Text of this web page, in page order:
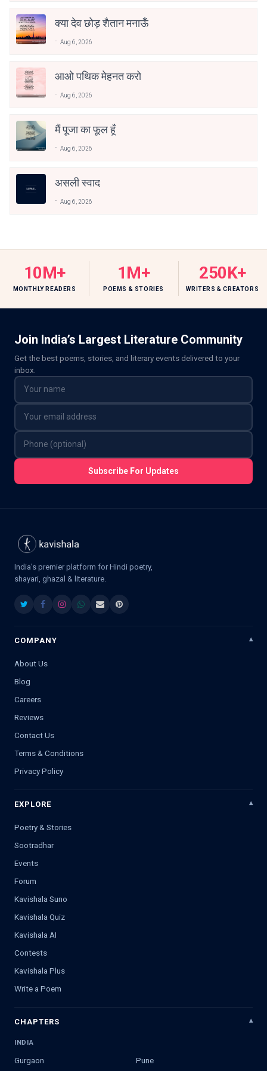
क्या देव छोड़ शैतान मनाऊँ
Aug 6, 2026
आओ पथिक मेहनत करो
Aug 6, 2026
मैं पूजा का फूल हूँ
Aug 6, 2026
असली स्वाद
Aug 6, 2026
10M+
MONTHLY READERS
1M+
POEMS & STORIES
250K+
WRITERS & CREATORS
Join India’s Largest Literature Community
Get the best poems, stories, and literary events delivered to your
inbox.
Subscribe For Updates
India's premier platform for Hindi poetry,
shayari, ghazal & literature.
COMPANY
About Us
Blog
Careers
Reviews
Contact Us
Terms & Conditions
Privacy Policy
EXPLORE
Poetry & Stories
Sootradhar
Events
Forum
Kavishala Suno
Kavishala Quiz
Kavishala AI
Contests
Kavishala Plus
Write a Poem
CHAPTERS
INDIA
Gurgaon Pune